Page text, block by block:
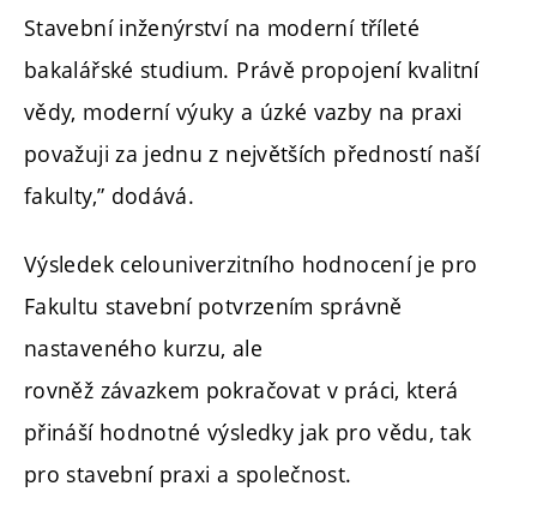
Stavební inženýrství na moderní tříleté
bakalářské studium. Právě propojení kvalitní
vědy, moderní výuky a úzké vazby na praxi
považuji za jednu z největších předností naší
fakulty,” dodává.
Výsledek celouniverzitního hodnocení je pro
Fakultu stavební potvrzením správně
nastaveného kurzu, ale
rovněž závazkem pokračovat v práci, která
přináší hodnotné výsledky jak pro vědu, tak
pro stavební praxi a společnost.